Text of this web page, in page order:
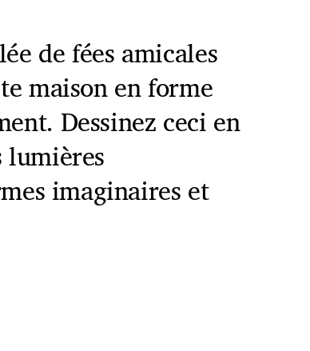
de fées amicales
maison en forme
Dessinez ceci en
lumières
imaginaires et